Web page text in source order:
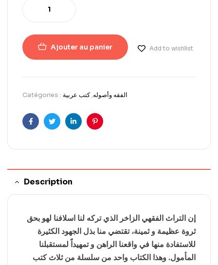
Ajouter au panier Add to wishlist
Catégories : الفقه وأصوله,كتب عربية
FacebookTwitterLinkedInPinterest
Description
إن التراث الفقهي الزاخر الذي تركه لنا اسلافنا لهو بحق
ثروة عظيمة و ثمينة، تقتضي منا بذل الجهود الكثيرة
للاستفادة منها في واقعنا الراهن و تمهيداً لمستقبلنا
المأمول. وهذا الكتاب واحد من سلسلة من ثلاث كتب